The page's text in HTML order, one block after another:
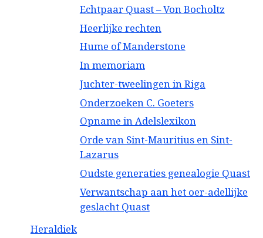
Echtpaar Quast – Von Bocholtz
Heerlijke rechten
Hume of Manderstone
In memoriam
Juchter-tweelingen in Riga
Onderzoeken C. Goeters
Opname in Adelslexikon
Orde van Sint-Mauritius en Sint-
Lazarus
Oudste generaties genealogie Quast
Verwantschap aan het oer-adellijke
geslacht Quast
Heraldiek